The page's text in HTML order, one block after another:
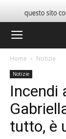
Home Notizie
Notizie
Incendi
tutto, è